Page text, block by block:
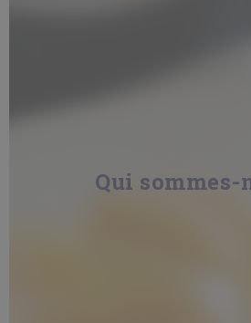
Qui sommes-